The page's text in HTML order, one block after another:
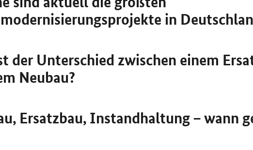
in
der Unterschied zwischen einem
Neubau?
Ersatzbau, Instandhaltung – wann